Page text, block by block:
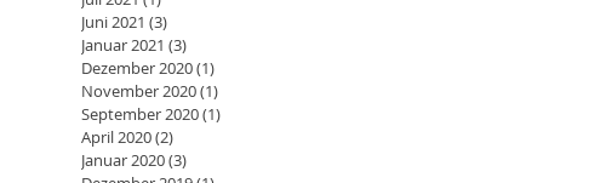
Juni 2021 (3)
Januar 2021 (3)
Dezember 2020(1)
November 2020(1)
September 2020(1)
April 2020(2)
Januar 2020(3)